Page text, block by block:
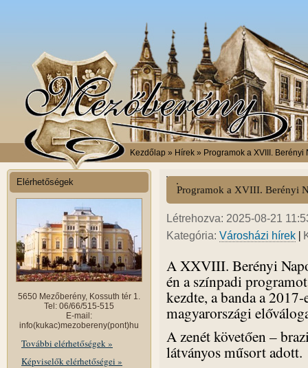
Kezdőlap » Hírek » Programok a XVIII.
Elérhetőségek
5650 Mezőberény, Kossuth tér 1.
Tel: 06/66/515-515
E-mail:
info(kukac)mezobereny(pont)hu
További elérhetőségek »
Képviselők elérhetőségei »
Programok a XVIII. Berényi
Létrehozva: 2025-08-21
Kategória: Városházi hírek |
A XXVIII. Berényi
én a színpadi
kezdte, a banda a
magyarországi
A zenét követően –
látványos műsort